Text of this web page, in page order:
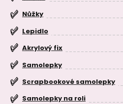
Nůžky
Lepidlo
Akrylový fix
Samolepky
Scrapbookové samolepky
Samolepky na roli